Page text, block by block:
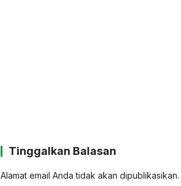
Tinggalkan Balasan
Alamat email Anda tidak akan dipublikasikan.